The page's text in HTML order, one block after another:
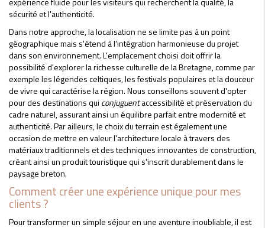
sécurité et l'authenticité.
Dans notre approche, la localisation ne se limite pas à un point
géographique mais s'étend à l'intégration harmonieuse du projet
dans son environnement. L'emplacement choisi doit offrir la
possibilité d'explorer la richesse culturelle de la Bretagne, comme par
exemple les légendes celtiques, les festivals populaires et la douceur
de vivre qui caractérise la région. Nous conseillons souvent d'opter
pour des destinations qui conjuguentaccessibilité et préservation du
cadre naturel, assurant ainsi un équilibre parfait entre modernité et
authenticité. Par ailleurs, le choix du terrain est également une
occasion de mettre en valeur l'architecture locale à travers des
matériaux traditionnels et des techniques innovantes de construction,
créant ainsi un produit touristique qui s'inscrit durablement dans le
paysage breton.
Comment créer une expérience unique pour mes
clients ?
Pour transformer un simple séjour en une aventure inoubliable, il est